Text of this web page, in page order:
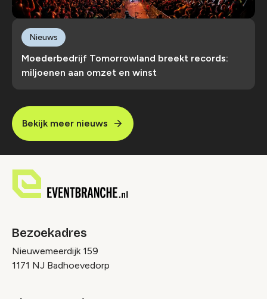
Moederbedrijf Tomorrowland breekt records:
miljoenen aan omzet en winst
Nieuws
Bekijk meer nieuws
Bezoekadres
Nieuwemeerdijk 159
1171 NJ Badhoevedorp